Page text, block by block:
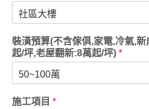
裝潢預算(不含傢俱,家電,冷氣,
起/坪,老屋翻新:8萬起/坪) *
施工項目 *